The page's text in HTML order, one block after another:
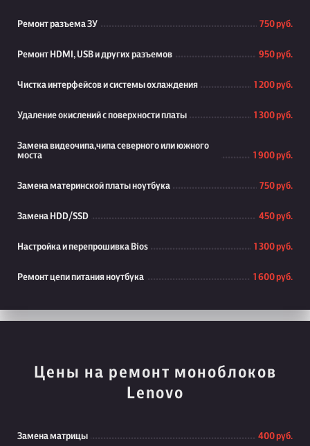
Ремонт разъема ЗУ 750 руб.
Ремонт HDMI, USB и других разъемов 950 руб.
Чистка интерфейсов и системы охлаждения 1 200 руб.
Удаление окислений с поверхности платы 1 300 руб.
Замена видеочипа,чипа северного или южного
моста
1 900 руб.
Замена материнской платы ноутбука 750 руб.
Замена HDD/SSD 450 руб.
Настройка и перепрошивка Bios 1 300 руб.
Ремонт цепи питания ноутбука 1 600 руб.
Цены на ремонт моноблоков
Lenovo
Замена матрицы 400 руб.